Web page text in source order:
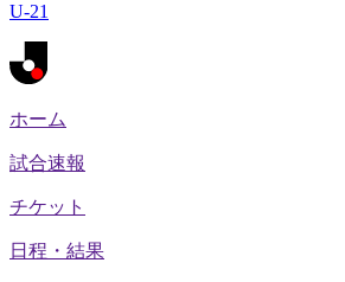
U-21
ホーム
試合速報
チケット
日程・結果